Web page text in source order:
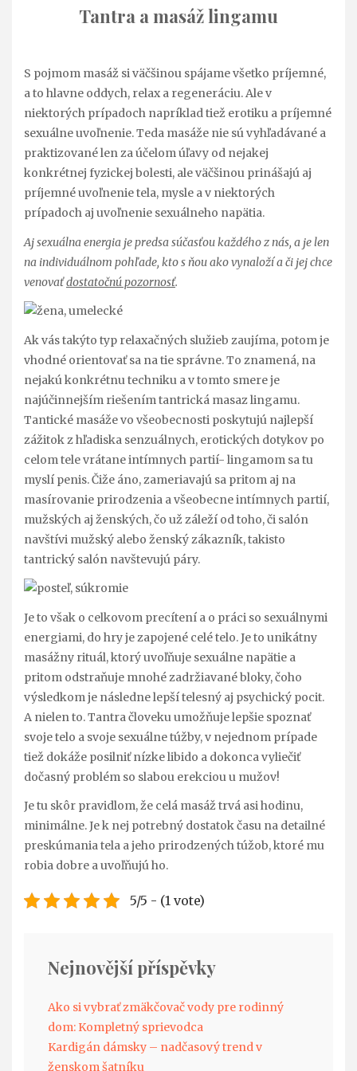
Tantra a masáž lingamu
S pojmom masáž si väčšinou spájame všetko príjemné,
a to hlavne oddych, relax a regeneráciu. Ale v
niektorých prípadoch napríklad tiež erotiku a príjemné
sexuálne uvoľnenie. Teda masáže nie sú vyhľadávané a
praktizované len za účelom úľavy od nejakej
konkrétnej fyzickej bolesti, ale väčšinou prinášajú aj
príjemné uvoľnenie tela, mysle a v niektorých
prípadoch aj uvoľnenie sexuálneho napätia.
Aj sexuálna energia je predsa súčasťou každého z nás, a je len
na individuálnom pohľade, kto s ňou ako vynaloží a či jej chce
venovaťdostatočnú pozornosť.
Ak vás takýto typ relaxačných služieb zaujíma, potom je
vhodné orientovať sa na tie správne. To znamená, na
nejakú konkrétnu techniku a v tomto smere je
najúčinnejším riešením tantrická masaz lingamu.
Tantické masáže vo všeobecnosti poskytujú najlepší
zážitok z hľadiska senzuálnych, erotických dotykov po
celom tele vrátane intímnych partií- lingamom sa tu
myslí penis. Čiže áno, zameriavajú sa pritom aj na
masírovanie prirodzenia a všeobecne intímnych partií,
mužských aj ženských, čo už záleží od toho, či salón
navštívi mužský alebo ženský zákazník, takisto
tantrický salón navštevujú páry.
Je to však o celkovom precítení a o práci so sexuálnymi
energiami, do hry je zapojené celé telo. Je to unikátny
masážny rituál, ktorý uvoľňuje sexuálne napätie a
pritom odstraňuje mnohé zadržiavané bloky, čoho
výsledkom je následne lepší telesný aj psychický pocit.
A nielen to. Tantra človeku umožňuje lepšie spoznať
svoje telo a svoje sexuálne túžby, v nejednom prípade
tiež dokáže posilniť nízke libido a dokonca vyliečiť
dočasný problém so slabou erekciou u mužov!
Je tu skôr pravidlom, že celá masáž trvá asi hodinu,
minimálne. Je k nej potrebný dostatok času na detailné
preskúmania tela a jeho prirodzených túžob, ktoré mu
robia dobre a uvoľňujú ho.
5/5 - (1 vote)
Nejnovější příspěvky
Ako si vybrať zmäkčovač vody pre rodinný
dom: Kompletný sprievodca
Kardigán dámsky – nadčasový trend v
ženskom šatníku